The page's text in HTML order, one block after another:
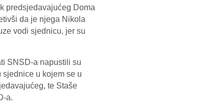
predsjedavajućeg Doma
da je njega Nikola
vodi sjednicu, jer su
SNSD-a napustili su
u kojem se u
te Staše
a.